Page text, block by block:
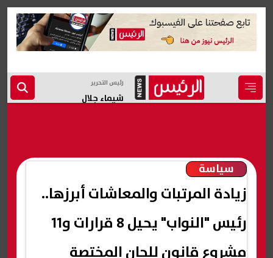
رئيس التحرير
شيماء جلال
سياسة
زيادة المرتبات والمعاشات أبرزها..
رئيس "النواب" يحيل 8 قرارات و11
مشروع قانون للجان المختصة